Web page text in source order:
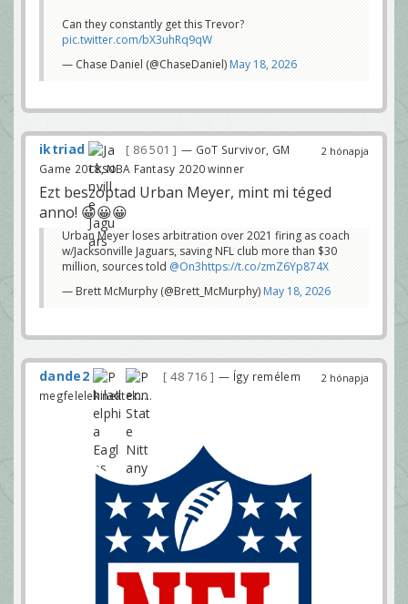
Can they constantly get this Trevor?
pic.twitter.com/bX3uhRq9qW
— Chase Daniel (@ChaseDaniel)May 18, 2026
2 hónapja
iktriad 86 501
— GoT Survivor, GM
Game 2018, NBA Fantasy 2020 winner
Ezt beszoptad Urban Meyer, mint mi téged
anno! 😀😀😀
Urban Meyer loses arbitration over 2021 firing as coach
w/Jacksonville Jaguars, saving NFL club more than $30
million, sources told @On3https://t.co/zmZ6Yp874X
— Brett McMurphy (@Brett_McMurphy)May 18, 2026
2 hónapja
dande2 48 716
— Így remélem
megfelelek nektek.....